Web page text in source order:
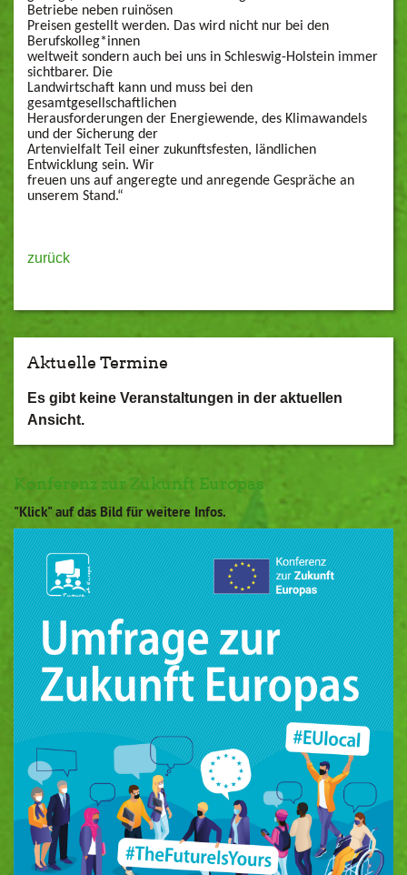
Betriebe neben ruinösen
Preisen gestellt werden. Das wird nicht nur bei den
Berufskolleg*innen
weltweit sondern auch bei uns in Schleswig-Holstein immer
sichtbarer. Die
Landwirtschaft kann und muss bei den
gesamtgesellschaftlichen
Herausforderungen der Energiewende, des Klimawandels
und der Sicherung der
Artenvielfalt Teil einer zukunftsfesten, ländlichen
Entwicklung sein. Wir
freuen uns auf angeregte und anregende Gespräche an
unserem Stand.“
zurück
Aktuelle Termine
Es gibt keine Veranstaltungen in der aktuellen
Ansicht.
Konferenz zur Zukunft Europas
"Klick" auf das Bild für weitere Infos.